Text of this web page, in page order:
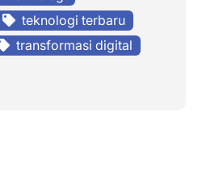
teknologi terbaru
transformasi digital